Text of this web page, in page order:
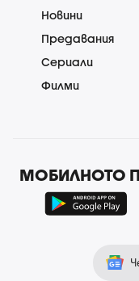
Новини
Предавания
Сериали
Филми
МОБИЛНОТО